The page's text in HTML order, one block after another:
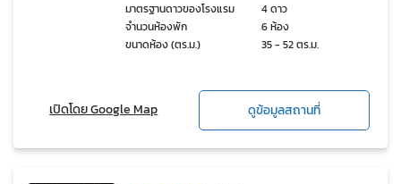
มาตรฐานดาวของโรงแรม
4 ดาว
จำนวนห้องพัก
6 ห้อง
ขนาดห้อง (ตร.ม.)
35 - 52 ตร.ม.
เปิดโดย Google Map ดูข้อมูลสถานที่